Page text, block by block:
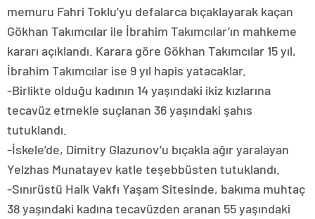
memuru Fahri Toklu’yu defalarca bıçaklayarak kaçan
Gökhan Takımcılar ile İbrahim Takımcılar’ın mahkeme
kararı açıklandı. Karara göre Gökhan Takımcılar 15 yıl,
İbrahim Takımcılar ise 9 yıl hapis yatacaklar.
-Birlikte olduğu kadının 14 yaşındaki ikiz kızlarına
tecavüz etmekle suçlanan 36 yaşındaki şahıs
tutuklandı.
-İskele’de, Dimitry Glazunov’u bıçakla ağır yaralayan
Yelzhas Munatayev katle teşebbüsten tutuklandı.
-Sınırüstü Halk Vakfı Yaşam Sitesinde, bakıma muhtaç
38 yaşındaki kadına tecavüzden aranan 55 yaşındaki